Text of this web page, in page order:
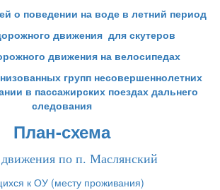
о поведении на воде в летний период
движения для скутеров
движения на велосипедах
групп несовершеннолетних
в пассажирских поездах дальнего
следования
План-схема
по п. Маслянский
к ОУ (месту проживания)